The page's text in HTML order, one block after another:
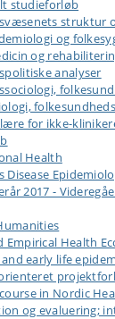
studieforløb
struktur
og
og
analyser
for ikke-
Health
Disease
2017 -
Empirical Health
and early life
in Nordic
og evaluering;